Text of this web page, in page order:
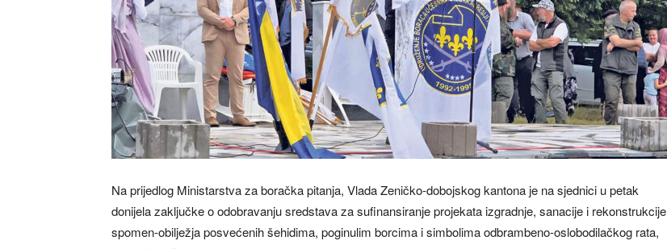
Na prijedlog Ministarstva za boračka pitanja, Vlada Zeničko-dobojskog kantona je na sjednici u petak
donijela zaključke o odobravanju sredstava za sufinansiranje projekata izgradnje, sanacije i rekonstrukcije
spomen-obilježja posvećenih šehidima, poginulim borcima i simbolima odbrambeno-oslobodilačkog rata,